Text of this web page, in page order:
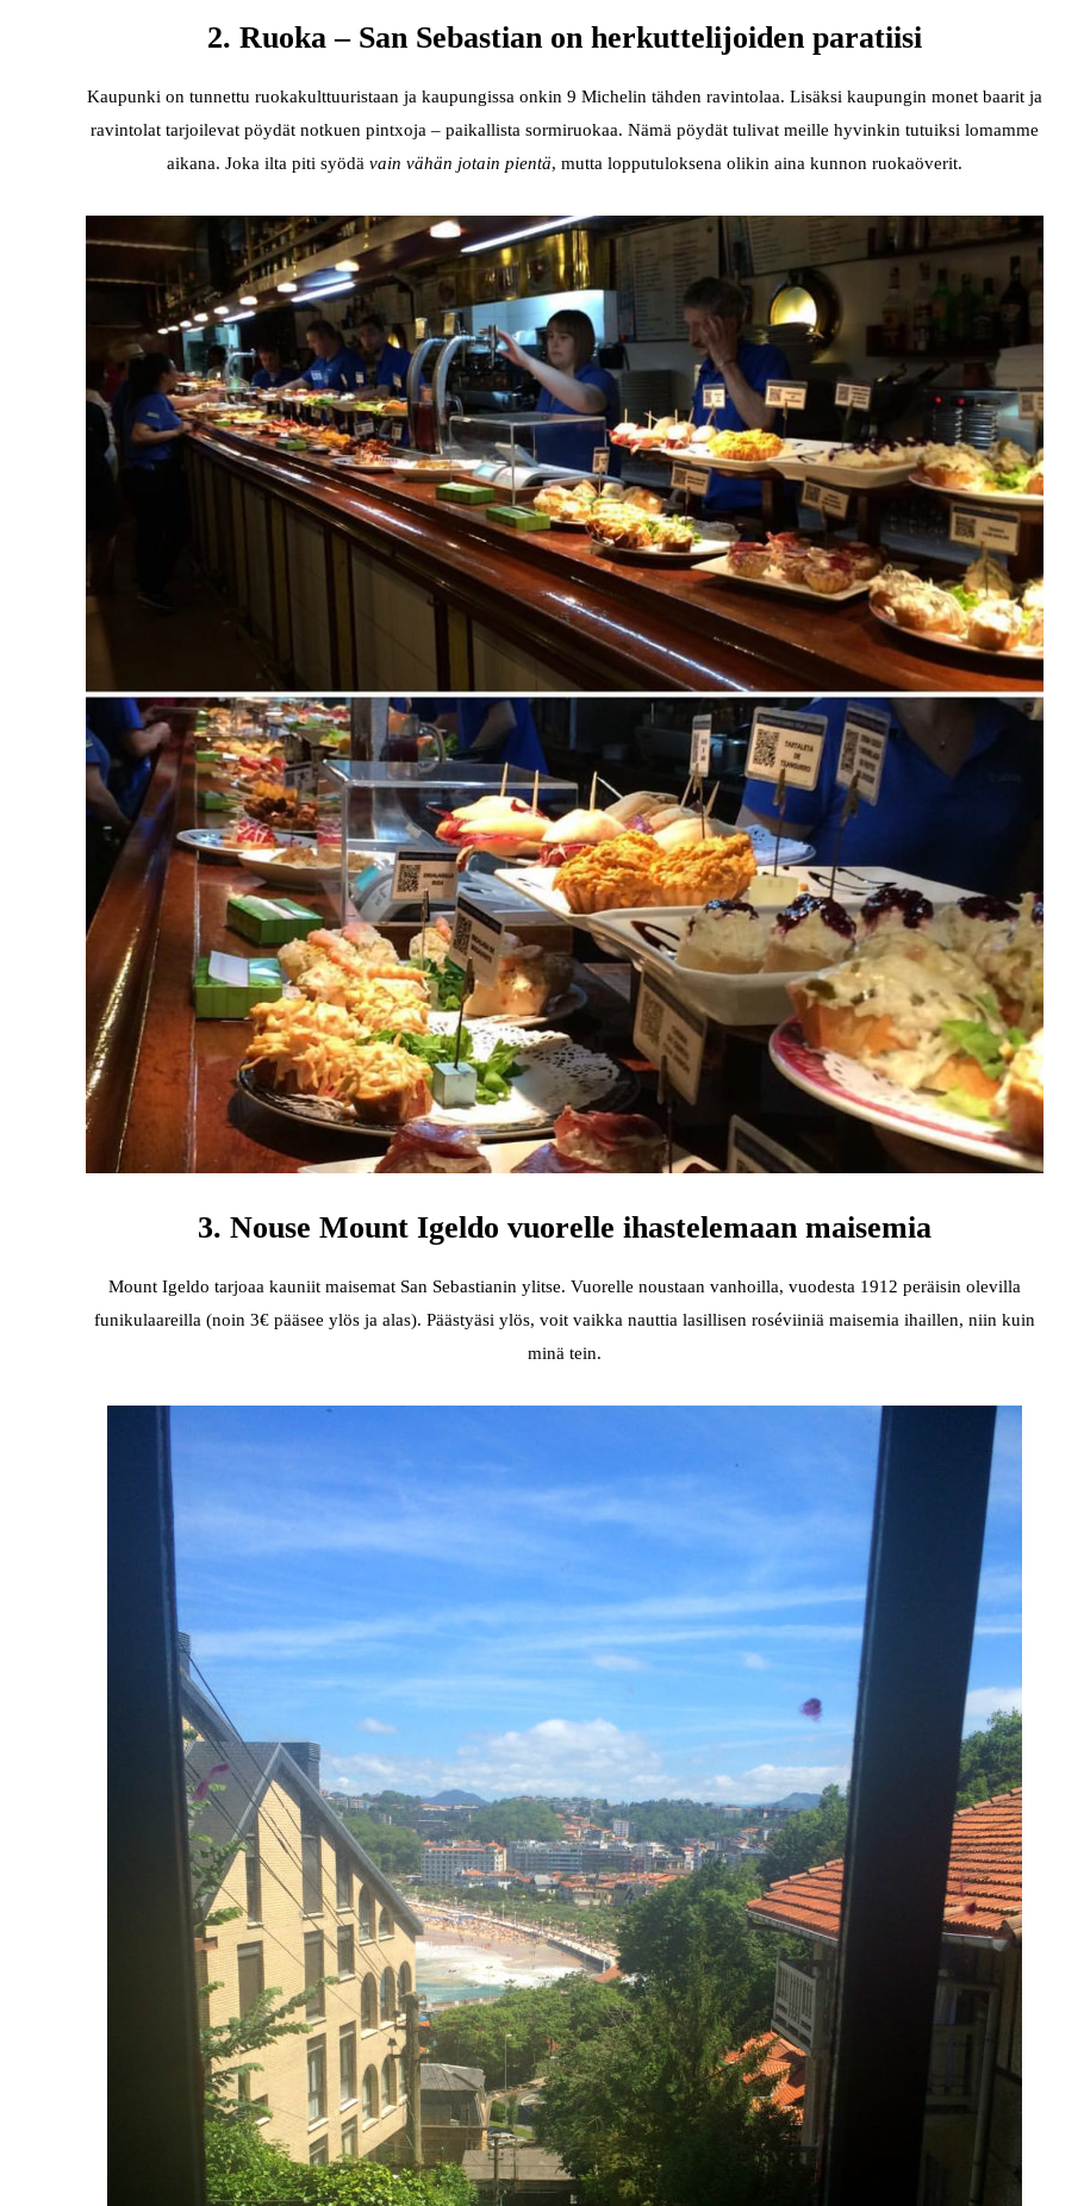
2. Ruoka – San Sebastian on herkuttelijoiden paratiisi
Kaupunki on tunnettu ruokakulttuuristaan ja kaupungissa onkin 9 Michelin tähden ravintolaa. Lisäksi kaupungin monet baarit ja
ravintolat tarjoilevat pöydät notkuen pintxoja – paikallista sormiruokaa. Nämä pöydät tulivat meille hyvinkin tutuiksi lomamme
aikana. Joka ilta piti syödä vain vähän jotain pientä, mutta lopputuloksena olikin aina kunnon ruokaöverit.
3. Nouse Mount Igeldo vuorelle ihastelemaan maisemia
Mount Igeldo tarjoaa kauniit maisemat San Sebastianin ylitse. Vuorelle noustaan vanhoilla, vuodesta 1912 peräisin olevilla
funikulaareilla (noin 3€ pääsee ylös ja alas). Päästyäsi ylös, voit vaikka nauttia lasillisen roséviiniä maisemia ihaillen, niin kuin
minä tein.